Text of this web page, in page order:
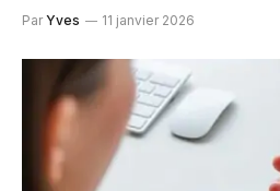
Par Yves 11 janvier 2026